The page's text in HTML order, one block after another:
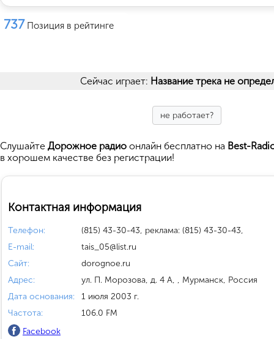
737 Позиция в рейтинге
Сейчас играет: Название трека не
не работает?
Cлушайте Дорожное радио онлайн бесплатно на Best-
в хорошем качестве без регистрации!
Контактная информация
Телефон:
(815) 43-30-43, реклама: (815) 43-30-43,
E-mail:
tais_05@list.ru
Сайт:
dorognoe.ru
Адрес:
ул. П. Морозова, д. 4 А, , Мурманск, Россия
Дата основания:
1 июля 2003 г.
Частота:
106.0 FM
Facebook